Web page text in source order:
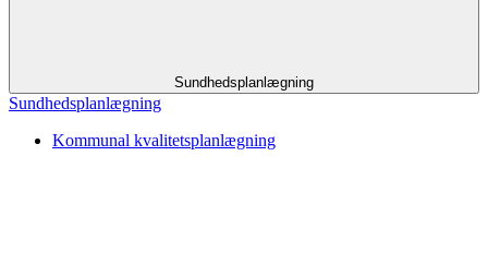
Sundhedsplanlægning
Sundhedsplanlægning
Kommunal kvalitetsplanlægning